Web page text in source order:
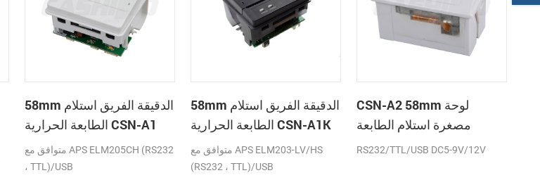
58mm الدقيقة الفريق استلام
الطابعة الحرارية CSN-A1
متوافق مع APS ELM205CH (RS232
، TTL)/USB
58mm الدقيقة الفريق استلام
الطابعة الحرارية CSN-A1K
متوافق مع APS ELM203-LV/HS
(RS232 ، TTL)/USB
CSN-A2 58mm لوحة
مصغرة استلام الطابعة
الحرارية
RS232/TTL/USB DC5-9V/12V